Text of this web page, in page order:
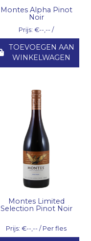
Montes Alpha Pinot
Noir
Prijs: €--,-- /
TOEVOEGEN AAN
WINKELWAGEN
Montes Limited
Selection Pinot Noir
Prijs: €--,-- / Per fles